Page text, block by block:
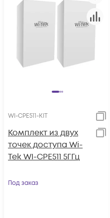
WI-CPE511-KIT
Комплект из двух
точек доступа Wi-
Tek WI-CPE511 5ГГц
Под заказ